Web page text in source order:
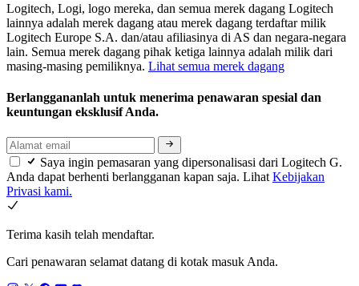
Logitech, Logi, logo mereka, dan semua merek dagang Logitech
lainnya adalah merek dagang atau merek dagang terdaftar milik
Logitech Europe S.A. dan/atau afiliasinya di AS dan negara-negara
lain. Semua merek dagang pihak ketiga lainnya adalah milik dari
masing-masing pemiliknya. Lihat semua merek dagang
Berlanggananlah untuk menerima penawaran spesial dan
keuntungan eksklusif Anda.
Saya ingin pemasaran yang dipersonalisasi dari Logitech G.
Anda dapat berhenti berlangganan kapan saja. Lihat Kebijakan
Privasi kami.
Terima kasih telah mendaftar.
Cari penawaran selamat datang di kotak masuk Anda.